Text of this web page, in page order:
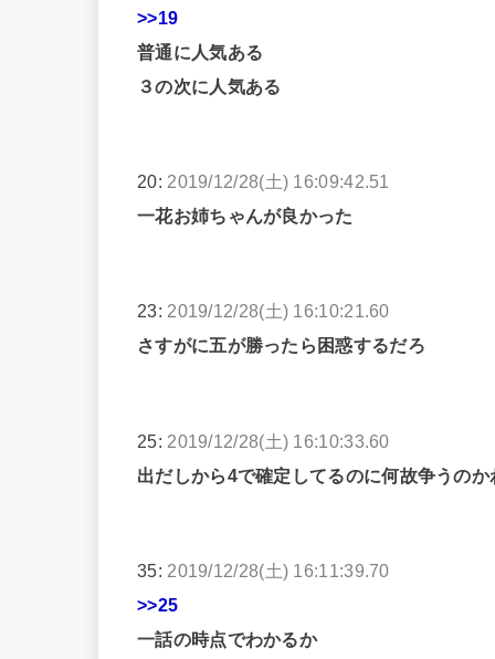
>>19
普通に人気ある
３の次に人気ある
20: 2019/12/28(土) 16:09:42.51
一花お姉ちゃんが良かった
23: 2019/12/28(土) 16:10:21.60
さすがに五が勝ったら困惑するだろ
25: 2019/12/28(土) 16:10:33.60
出だしから4で確定してるのに何故争うのか
35: 2019/12/28(土) 16:11:39.70
>>25
一話の時点でわかるか